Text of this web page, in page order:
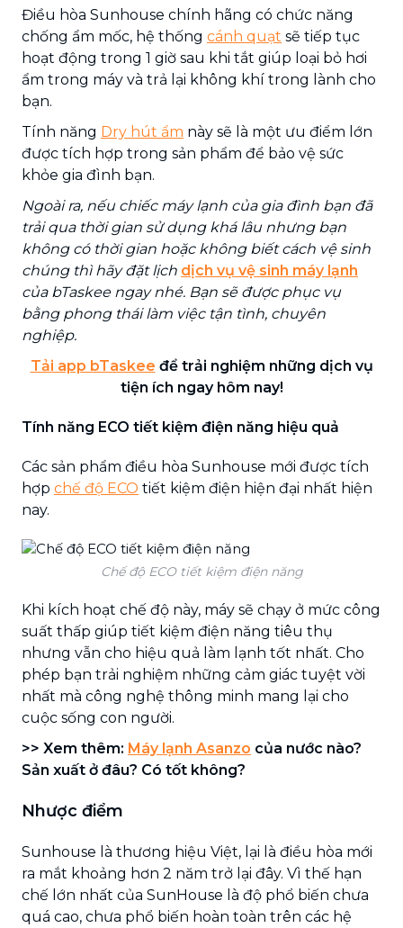
Điều hòa Sunhouse chính hãng có chức năng
chống ẩm mốc, hệ thống cánh quạt sẽ tiếp tục
hoạt động trong 1 giờ sau khi tắt giúp loại bỏ hơi
ẩm trong máy và trả lại không khí trong lành cho
bạn.
Tính năng Dry hút ẩm này sẽ là một ưu điểm lớn
được tích hợp trong sản phẩm để bảo vệ sức
khỏe gia đình bạn.
Ngoài ra, nếu chiếc máy lạnh của gia đình bạn đã
trải qua thời gian sử dụng khá lâu nhưng bạn
không có thời gian hoặc không biết cách vệ sinh
chúng thì hãy đặt lịch dịch vụ vệ sinh máy lạnh
của bTaskee ngay nhé. Bạn sẽ được phục vụ
bằng phong thái làm việc tận tình, chuyên
nghiệp.
Tải app bTaskee để trải nghiệm những dịch vụ
tiện ích ngay hôm nay!
Tính năng ECO tiết kiệm điện năng hiệu quả
Các sản phẩm điều hòa Sunhouse mới được tích
hợp chế độ ECO tiết kiệm điện hiện đại nhất hiện
nay.
Chế độ ECO tiết kiệm điện năng
Khi kích hoạt chế độ này, máy sẽ chạy ở mức công
suất thấp giúp tiết kiệm điện năng tiêu thụ
nhưng vẫn cho hiệu quả làm lạnh tốt nhất. Cho
phép bạn trải nghiệm những cảm giác tuyệt vời
nhất mà công nghệ thông minh mang lại cho
cuộc sống con người.
>> Xem thêm: Máy lạnh Asanzo của nước nào?
Sản xuất ở đâu? Có tốt không?
Nhược điểm
Sunhouse là thương hiệu Việt, lại là điều hòa mới
ra mắt khoảng hơn 2 năm trở lại đây. Vì thế hạn
chế lớn nhất của SunHouse là độ phổ biến chưa
quá cao, chưa phổ biến hoàn toàn trên các hệ